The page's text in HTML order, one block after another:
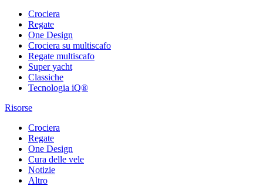
Crociera
Regate
One Design
Crociera su multiscafo
Regate multiscafo
Super yacht
Classiche
Tecnologia iQ®
Risorse
Crociera
Regate
One Design
Cura delle vele
Notizie
Altro